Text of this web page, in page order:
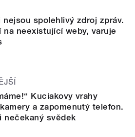
nejsou spolehlivý zdroj zpráv.
na neexistující weby, varuje
Kuciakovy vrahy
a zapomenutý telefon.
nečekaný svědek